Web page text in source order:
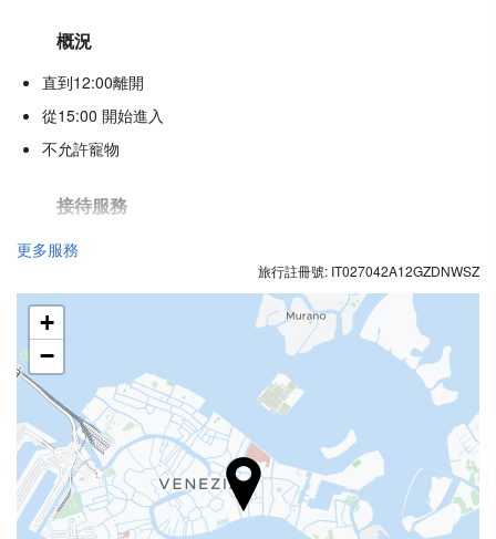
概況
直到12:00離開
從15:00 開始進入
不允許寵物
接待服務
24 小時接待櫃檯
食品與飲品
單點餐廳
酒巴
商務設施
商務中心
更多服務
旅行註冊號: IT027042A12GZDNWSZ
+
−